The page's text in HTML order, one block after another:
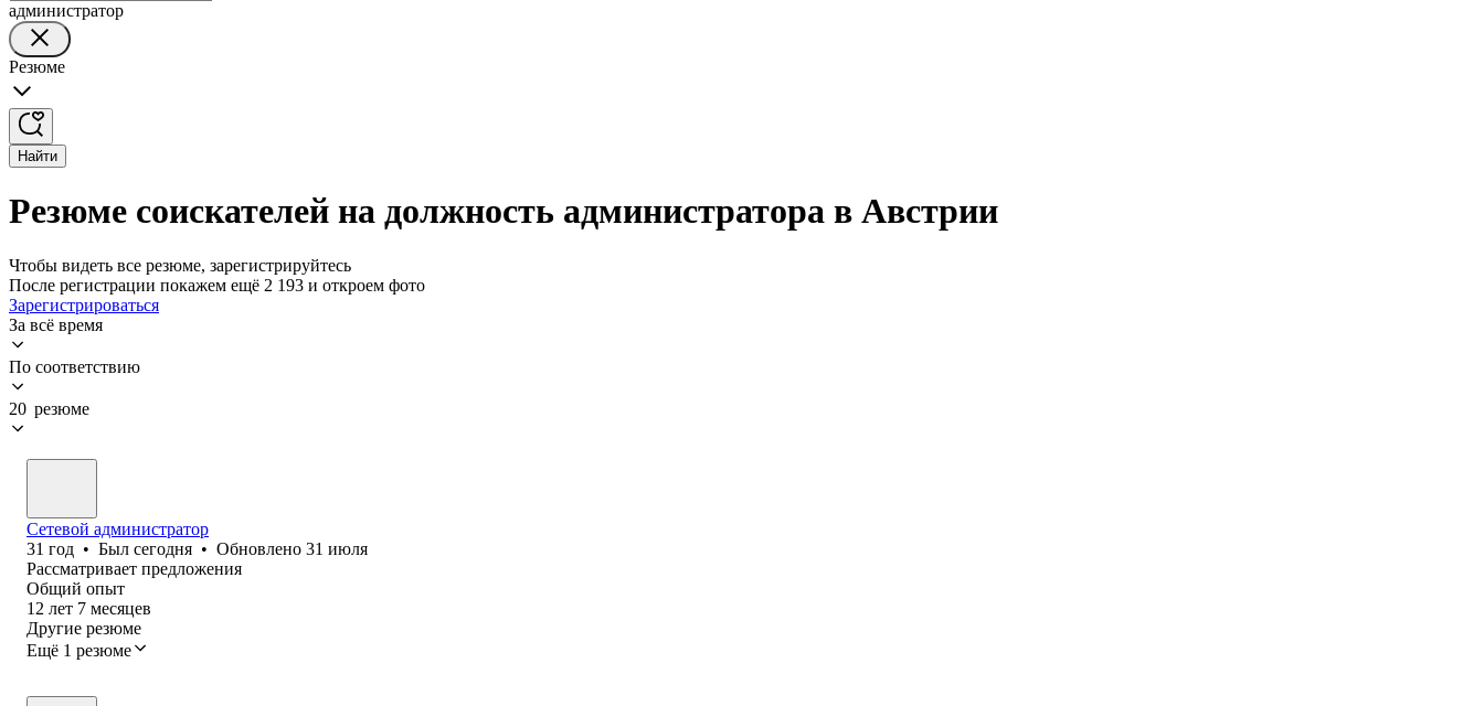
администратор
Резюме
Найти
Резюме соискателей на должность администратора в Австрии
Чтобы видеть все резюме, зарегистрируйтесь
После регистрации покажем ещё 2 193 и откроем фото
Зарегистрироваться
За всё время
По соответствию
20 резюме
Сетевой администратор
31 год • Был сегодня • Обновлено 31 июля
Рассматривает предложения
Общий опыт
12 лет 7 месяцев
Другие резюме
Ещё 1 резюме